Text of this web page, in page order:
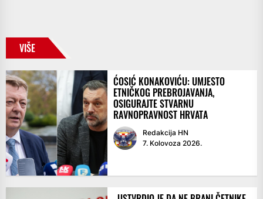
VIŠE
ĆOSIĆ KONAKOVIĆU: UMJESTO
ETNIČKOG PREBROJAVANJA,
OSIGURAJTE STVARNU
RAVNOPRAVNOST HRVATA
Redakcija HN
7. Kolovoza 2026.